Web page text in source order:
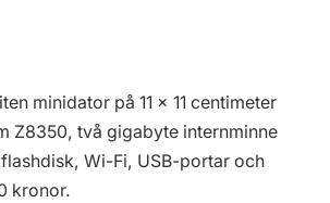
minidator på 11 x 11 centimeter
Z8350, två gigabyte internminne
Wi-Fi, USB-portar och
kronor.